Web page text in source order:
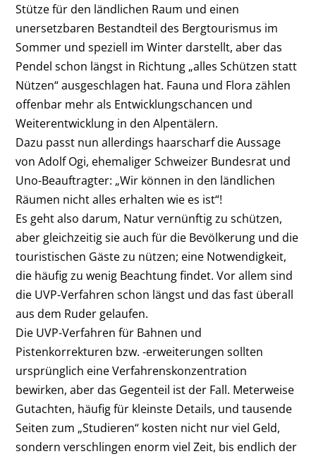
Stütze für den ländlichen Raum und einen
unersetzbaren Bestandteil des Bergtourismus im
Sommer und speziell im Winter darstellt, aber das
Pendel schon längst in Richtung „alles Schützen statt
Nützen“ ausgeschlagen hat. Fauna und Flora zählen
offenbar mehr als Entwicklungschancen und
Weiterentwicklung in den Alpentälern.
Dazu passt nun allerdings haarscharf die Aussage
von Adolf Ogi, ehemaliger Schweizer Bundesrat und
Uno-Beauftragter: „Wir können in den ländlichen
Räumen nicht alles erhalten wie es ist“!
Es geht also darum, Natur vernünftig zu schützen,
aber gleichzeitig sie auch für die Bevölkerung und die
touristischen Gäste zu nützen; eine Notwendigkeit,
die häufig zu wenig Beachtung findet. Vor allem sind
die UVP-Verfahren schon längst und das fast überall
aus dem Ruder gelaufen.
Die UVP-Verfahren für Bahnen und
Pistenkorrekturen bzw. -erweiterungen sollten
ursprünglich eine Verfahrenskonzentration
bewirken, aber das Gegenteil ist der Fall. Meterweise
Gutachten, häufig für kleinste Details, und tausende
Seiten zum „Studieren“ kosten nicht nur viel Geld,
sondern verschlingen enorm viel Zeit, bis endlich der